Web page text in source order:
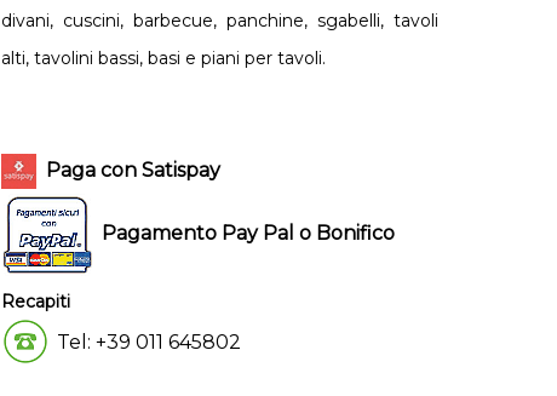
divani, cuscini, barbecue, panchine, sgabelli, tavoli
alti, tavolini bassi, basi e piani per tavoli.
Paga con Satispay
Pagamento Pay Pal o Bonifico
Recapiti
Tel: +39 011 645802